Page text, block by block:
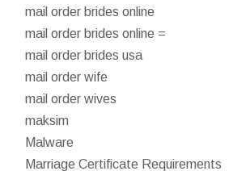
mail order brides online
mail order brides online =
mail order brides usa
mail order wife
mail order wives
maksim
Malware
Marriage Certificate Requirements